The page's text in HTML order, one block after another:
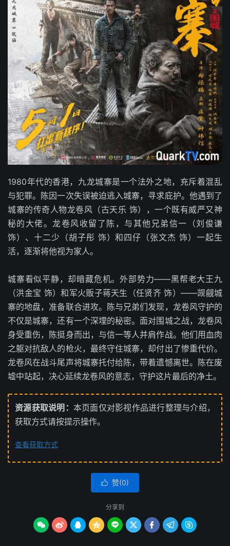
1980年代的香港，九龙城寨是一个法外之地，充斥着混乱
与犯罪。陈因一次失误被迫逃入城寨，寻求庇护。他遇到了
城寨的传奇人物龙卷风（古天乐 饰），一个既有威严又神
秘的大佬。龙卷风收留了陈，与其他兄弟信一（刘俊谦
饰）、十二少（胡子彤 饰）和四仔（张文杰 饰）一起生
活，逐渐将他视为家人。
城寨看似平静，却暗藏危机。外部势力——黑帮老大王九
（洪金宝 饰）和军火贩子蒋天生（任贤齐 饰）——觊觎城
寨的地盘，准备联合进攻。陈与兄弟们发现，龙卷风守护的
不仅是城寨，还有一个深埋的秘密。面对围城之战，龙卷风
身受重伤，陈挺身而出，与信一等人并肩作战。他们用血肉
之躯对抗敌人的枪火，最终守住城寨，却付出了惨重代价。
龙卷风在战斗尾声将城寨托付给陈，带着遗憾离世。陈在废
墟中站起，决心延续龙卷风的意志，守护这片最后的净土。
资源获取说明： 本页面仅对影视作品进行整理与介绍，
获取方式请按提示操作。
查看获取方式
 赞(0)
分享到
        